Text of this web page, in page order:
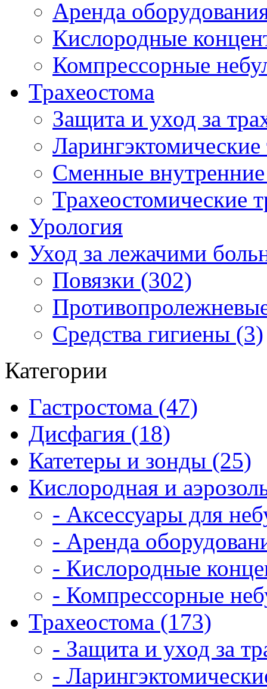
Аренда
Кислородные
Компрессорные
Трахеостома
Защита и уход за
Сменные
Трахеостомические
Урология
Уход за лежачими
Повязки (302)
Средства гигиены (3)
Категории
Гастростома (47)
Дисфагия (18)
Катетеры и зонды (25)
Кислородная и
- Аксессуары для
- Аренда
- Кислородные
- Компрессорные
Трахеостома (173)
- Защита и уход за
-